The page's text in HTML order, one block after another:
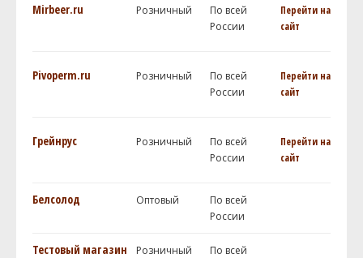
Mirbeer.ru Розничный
По всей
России
Перейти на
сайт
Pivoperm.ru Розничный
По всей
России
Перейти на
сайт
Грейнрус Розничный
По всей
России
Перейти на
сайт
Белсолод Оптовый
По всей
России
Тестовый магазин Розничный
По всей